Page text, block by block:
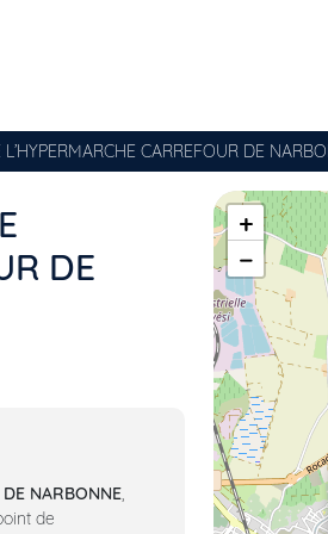
CARREFOUR DE
DE
DE NARBONNE,
de
+
−